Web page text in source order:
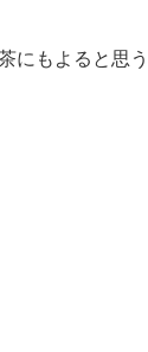
にもよると思う